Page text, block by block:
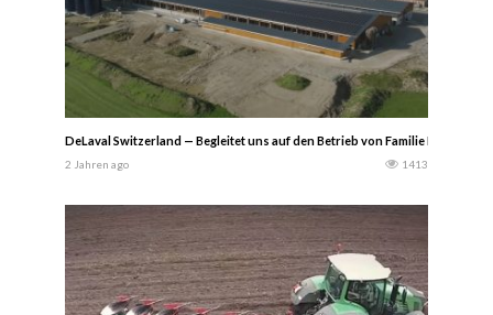
DeLaval Switzerland — Begleitet uns auf den Betrieb von Familie Menoud
2 Jahren ago 1413